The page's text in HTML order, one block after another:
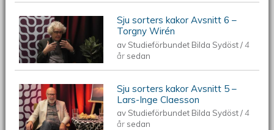
Sju sorters kakor Avsnitt 6 –
Torgny Wirén
av Studieförbundet Bilda Sydöst/4
år sedan
Sju sorters kakor Avsnitt 5 –
Lars-Inge Claesson
av Studieförbundet Bilda Sydöst/4
år sedan